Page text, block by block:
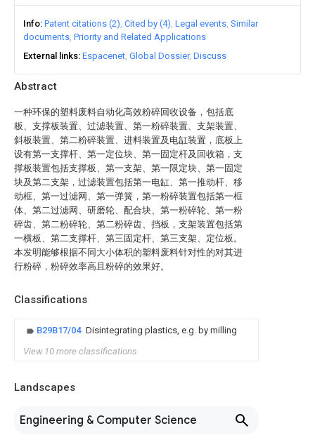
Abstract
一种环保的塑料废料自动化高效粉碎回收设备，包括底
板、支撑板装置、过滤装置、第一粉碎装置、支架装置、
斜板装置、第二粉碎装置、进料装置及电缸装置，底板上
设有第一支撑杆、第一定位块、第一固定杆及回收箱，支
撑板装置包括支撑板、第一支架、第一限定块、第一固定
块及第二支架，过滤装置包括第一电缸、第一推动杆、移
动框、第一过滤网、第一弹簧，第一粉碎装置包括第一框
体、第二过滤网、研磨轮、配合块、第一粉碎轮、第一粉
碎齿、第二粉碎轮、第二粉碎齿、挡板，支架装置包括第
一横板、第二支撑杆、第三固定杆、第三支架、定位板。
本发明能够根据不同大小体积的塑料废料针对性的对其进
行粉碎，粉碎效率高且粉碎的效果好。
Classifications
B29B17/04 Disintegrating plastics, e.g. by milling
View 10 more classifications
Landscapes
Engineering & Computer Science
Info Patent citations (2) Cited by (4) Legal events Similar
documents Priority and Related Applications
External links Espacenet Global Dossier Discuss